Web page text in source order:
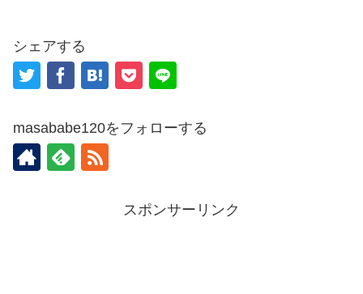
シェアする
masababe120をフォローする
スポンサーリンク